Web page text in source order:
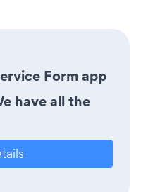
Form app
have all the